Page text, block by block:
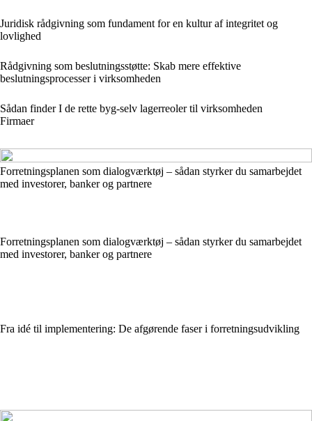
Juridisk rådgivning som fundament for en kultur af integritet og
lovlighed
Rådgivning som beslutningsstøtte: Skab mere effektive
beslutningsprocesser i virksomheden
Sådan finder I de rette byg-selv lagerreoler til virksomheden
Firmaer
Forretningsplanen som dialogværktøj – sådan styrker du samarbejdet
med investorer, banker og partnere
Forretningsplanen som dialogværktøj – sådan styrker du samarbejdet
med investorer, banker og partnere
Fra idé til implementering: De afgørende faser i forretningsudvikling